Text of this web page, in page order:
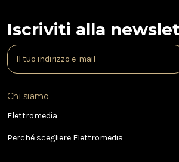
Iscriviti alla
I
n
r
i
z
Chi siamo
Elettromedia
Perché scegliere Elettromedia